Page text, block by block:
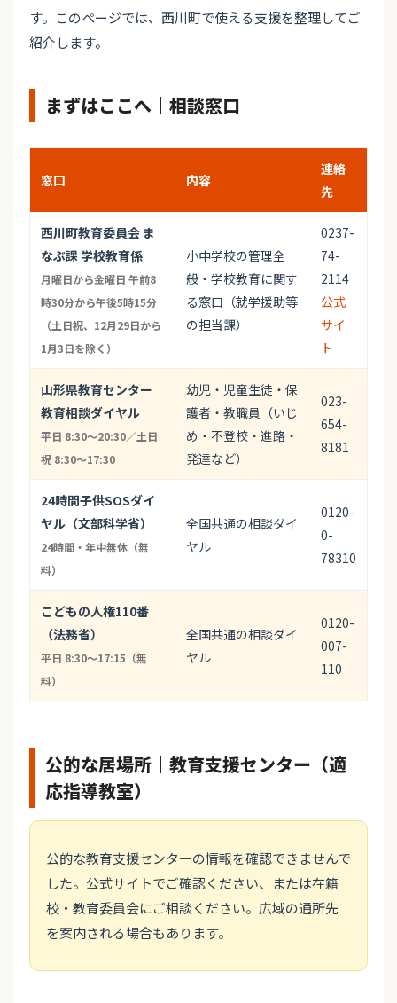
す。このページでは、西川町で使える支援を整理してご
紹介します。
まずはここへ｜相談窓口
窓口 内容
連絡
先
西川町教育委員会 ま
なぶ課 学校教育係
月曜日から金曜日 午前8
時30分から午後5時15分
（土日祝、12月29日から
1月3日を除く）
小中学校の管理全
般・学校教育に関す
る窓口（就学援助等
の担当課）
0237-
74-
2114
公式
サイ
ト
山形県教育センター
教育相談ダイヤル
平日 8:30〜20:30／土日
祝 8:30〜17:30
幼児・児童生徒・保
護者・教職員（いじ
め・不登校・進路・
発達など）
023-
654-
8181
24時間子供SOSダイ
ヤル（文部科学省）
24時間・年中無休（無
料）
全国共通の相談ダイ
ヤル
0120-
0-
78310
こどもの人権110番
（法務省）
平日 8:30〜17:15（無
料）
全国共通の相談ダイ
ヤル
0120-
007-
110
公的な居場所｜教育支援センター（適
応指導教室）
公的な教育支援センターの情報を確認できませんで
した。公式サイトでご確認ください、または在籍
校・教育委員会にご相談ください。広域の通所先
を案内される場合もあります。